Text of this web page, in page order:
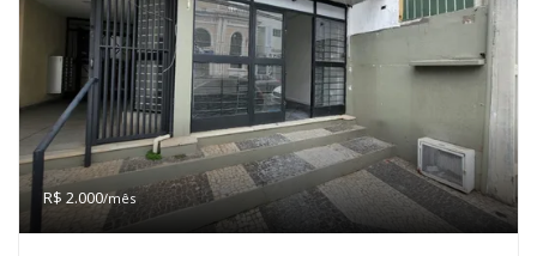
R$ 2.000/mês